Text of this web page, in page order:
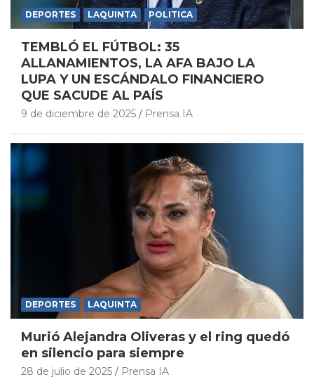
DEPORTES LAQUINTA POLITICA
TEMBLÓ EL FÚTBOL: 35
ALLANAMIENTOS, LA AFA BAJO LA
LUPA Y UN ESCÁNDALO FINANCIERO
QUE SACUDE AL PAÍS
9 de diciembre de 2025 Prensa IA
DEPORTES LAQUINTA
Murió Alejandra Oliveras y el ring quedó
en silencio para siempre
28 de julio de 2025 Prensa IA